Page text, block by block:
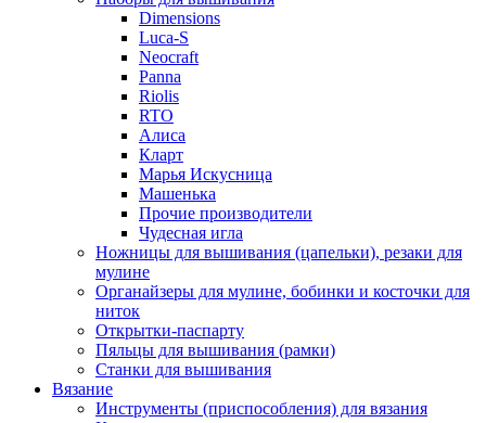
Dimensions
Luca-S
Neocraft
Panna
Riolis
RTO
Алиса
Кларт
Марья Искусница
Машенька
Прочие производители
Чудесная игла
Ножницы для вышивания (цапельки), резаки для
мулине
Органайзеры для мулине, бобинки и косточки для
ниток
Открытки-паспарту
Пяльцы для вышивания (рамки)
Станки для вышивания
Вязание
Инструменты (приспособления) для вязания